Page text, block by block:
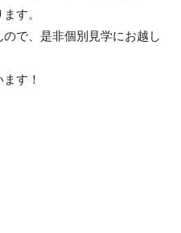
す。
で、是非個別見学にお越し
す！